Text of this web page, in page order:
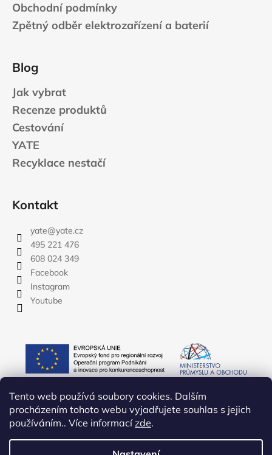
Tento web používá soubory cookies. Dalším
procházením tohoto webu vyjadřujete souhlas s jejich
používáním.. Více informacízde.
Obchodní podmínky
Zpětný odběr elektrozařízení a baterií
Blog
Jak vybrat
Recenze produktů
Cestování
YATE
Recyklace nestačí
Kontakt
yate@yate.cz
495 221 476
608 024 349
Facebook
Instagram
Youtube